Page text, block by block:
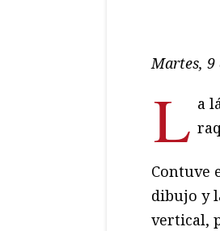
Martes, 9
L a
Contuve
dibujo y
vertical,